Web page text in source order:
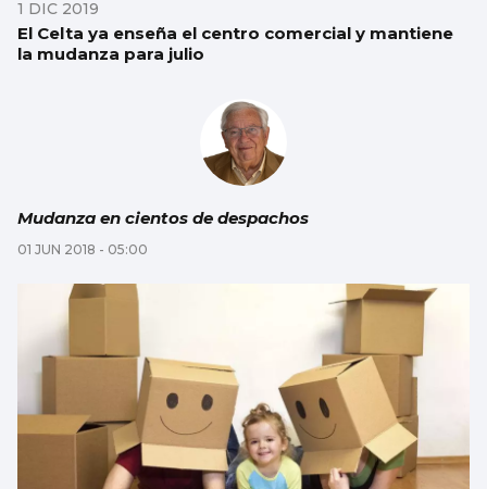
1 DIC 2019
El Celta ya enseña el centro comercial y mantiene
la mudanza para julio
Mudanza en cientos de despachos
01 JUN 2018 - 05:00